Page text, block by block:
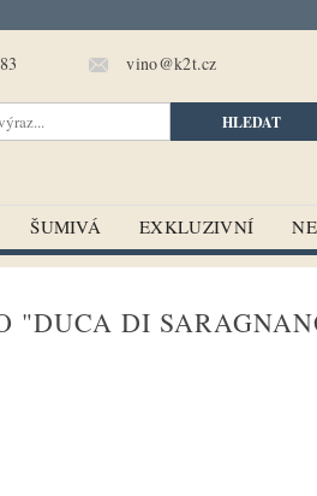
vino@k2t.cz
ŠUMIVÁ EXKLUZIVNÍ
"DUCA DI